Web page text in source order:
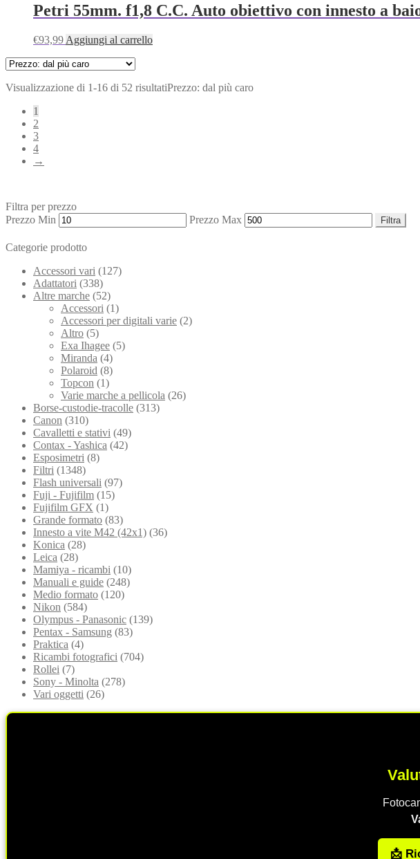
Petri 55mm. f1,8 C.C. Auto obiettivo con innesto a
€93,99 Aggiungi al carrello
Visualizzazione di 1-16 di 52 risultatiPrezzo: dal più caro
1
2
3
4
→
Filtra per prezzo
Prezzo Min
Prezzo Max Filtra
Categorie prodotto
Accessori vari (127)
Adattatori (338)
Altre marche (52)
Accessori (1)
Accessori per digitali varie (2)
Altro (5)
Exa Ihagee (5)
Miranda (4)
Polaroid (8)
Topcon (1)
Varie marche a pellicola (26)
Borse-custodie-tracolle (313)
Canon (310)
Cavalletti e stativi (49)
Contax - Yashica (42)
Esposimetri (8)
Filtri (1348)
Flash universali (97)
Fuji - Fujifilm (15)
Fujifilm GFX (1)
Grande formato (83)
Innesto a vite M42 (42x1) (36)
Konica (28)
Leica (28)
Mamiya - ricambi (10)
Manuali e guide (248)
Medio formato (120)
Nikon (584)
Olympus - Panasonic (139)
Pentax - Samsung (83)
Praktica (4)
Ricambi fotografici (704)
Rollei (7)
Sony - Minolta (278)
Vari oggetti (26)
📩